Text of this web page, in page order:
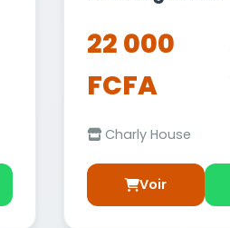
22 000
FCFA
Charly House
Voir